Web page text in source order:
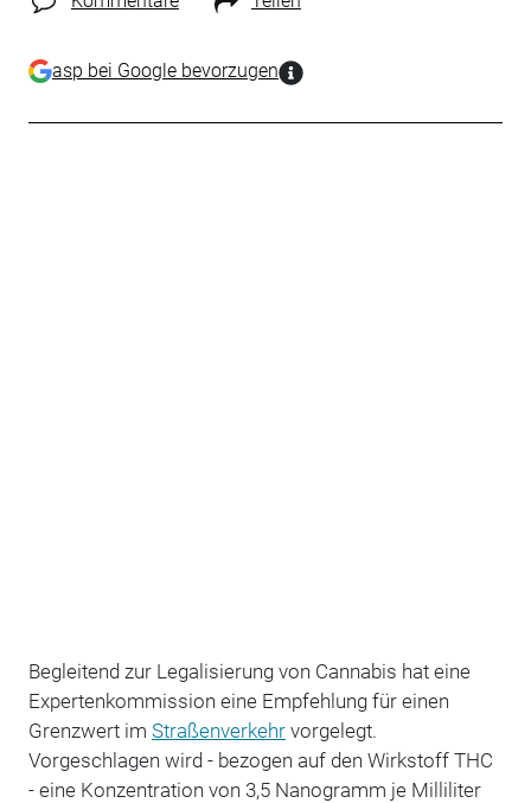
asp bei Google bevorzugen
Begleitend zur Legalisierung von Cannabis hat eine
Expertenkommission eine Empfehlung für einen
Grenzwert im Straßenverkehrvorgelegt.
Vorgeschlagen wird - bezogen auf den Wirkstoff THC
- eine Konzentration von 3,5 Nanogramm je Milliliter